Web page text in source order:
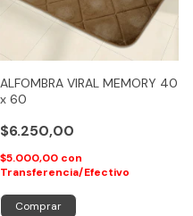
ALFOMBRA VIRAL MEMORY 40
x 60
$6.250,00
$5.000,00 con
Transferencia/Efectivo